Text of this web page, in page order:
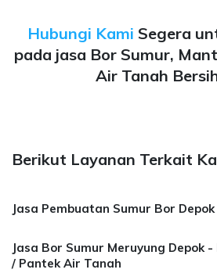
Hubungi Kami Segera
pada jasa Bor Sumur,
Air Tanah
Berikut Layanan Terkait
Jasa Pembuatan Sumur Bor Depok
Jasa Bor Sumur Meruyung Depok
/ Pantek Air Tanah